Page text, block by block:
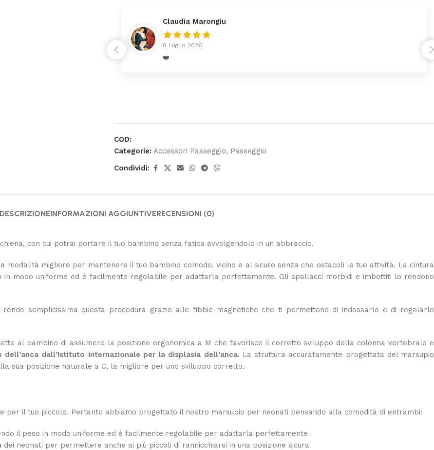
Claudia Marongiu
8 Luglio 2026
❤️
COD:
Categorie: Accessori Passeggio, Passeggio
Condividi:
DESCRIZIONEINFORMAZIONI AGGIUNTIVERECENSIONI (0)
con cui potrai portare il tuo bambino senza fatica avvolgendolo in un abbraccio.
migliore per mantenere il tuo bambino comodo, vicino e al sicuro senza che ostacoli le tue attività. La cintura
modo uniforme ed è facilmente regolabile per adattarla perfettamente. Gli spallacci morbidi e imbottiti lo rendono
rende semplicissima questa procedura grazie alle fibbie magnetiche che ti permettono di indossarlo e di regolarlo
al bambino di assumere la posizione ergonomica a M che favorisce il corretto sviluppo della colonna vertebrale e
dall’Istituto internazionale per la displasia dell’anca. La struttura accuratamente progettata del marsupio
sua posizione naturale a C, la migliore per uno sviluppo corretto.
per il tuo piccolo. Pertanto abbiamo progettato il nostro marsupio per neonati pensando alla comodità di entrambi:
il peso in modo uniforme ed è facilmente regolabile per adattarla perfettamente
dei neonati per permettere anche ai più piccoli di rannicchiarsi in una posizione sicura